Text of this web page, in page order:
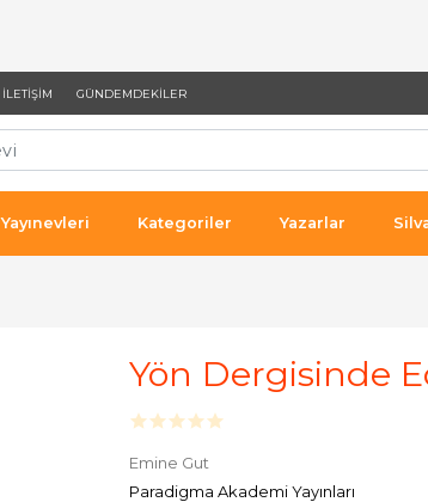
İLETIŞIM GÜNDEMDEKILER
Yayınevleri Kategoriler Yazarlar
Yön Dergisinde
Emine Gut
Paradigma Akademi Yayınları